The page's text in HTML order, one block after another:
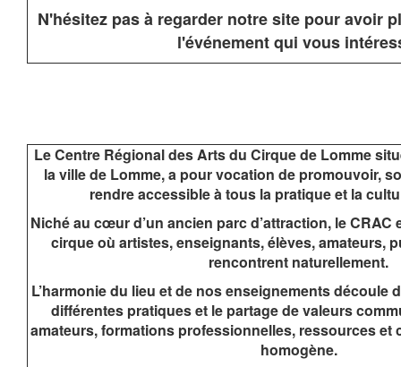
N'hésitez pas à regarder notre site pour avoir
l'événement qui vous
Le Centre Régional des Arts du Cirque de Lomme
la ville de Lomme, a pour vocation de promouvoir,
rendre accessible à tous la pratique et la
Niché au cœur d’un ancien parc d’attraction, le CRAC
cirque où artistes, enseignants, élèves, amateurs,
rencontrent naturellement.
L’harmonie du lieu et de nos enseignements découle
différentes pratiques et le partage de valeurs
amateurs, formations professionnelles, ressources et
homogène.